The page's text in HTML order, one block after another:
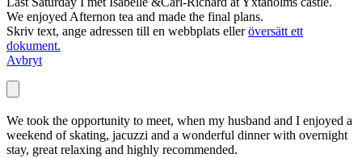
We enjoyedAfternon tea and made the final plans.
Skriv text, ange adressen till en webbplats elleröversätt ett
dokument.
Avbryt
We took the opportunity to meet, when my husband and I enjoyed a
weekend of skating, jacuzzi and a wonderful dinner with overnight
stay, great relaxing and highly recommended.